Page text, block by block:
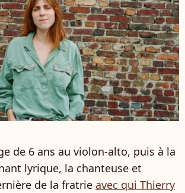
de 6 ans au violon-alto, puis à la
lyrique, la chanteuse et
de la fratrie avec qui Thierry